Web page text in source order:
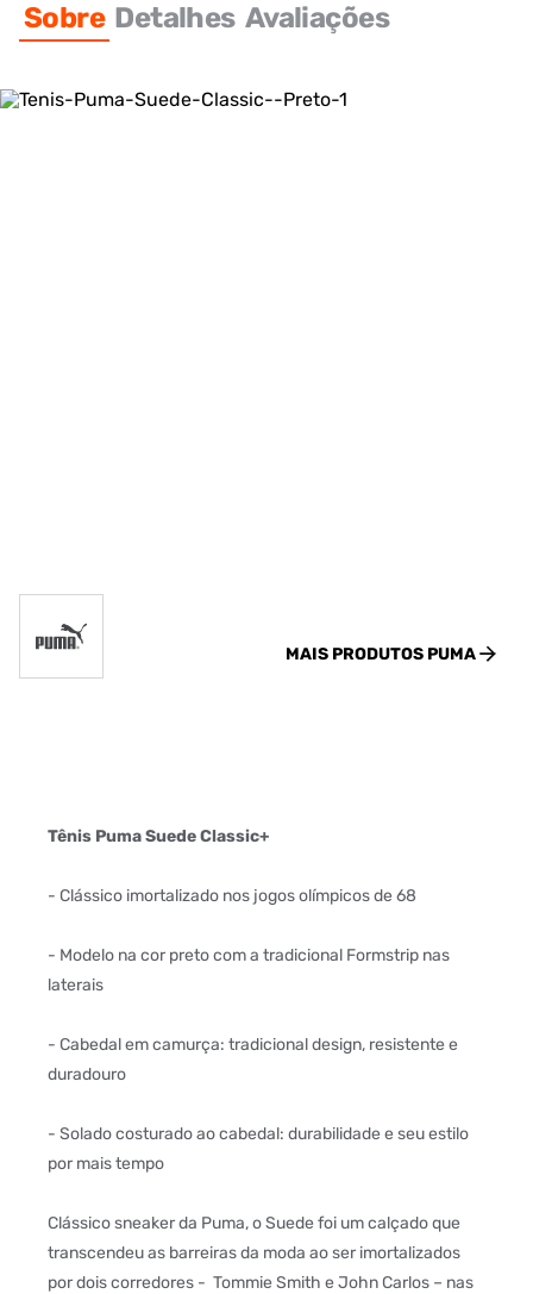
Sobre Detalhes Avaliações
MAIS PRODUTOS PUMA
Tênis Puma Suede Classic+
- Clássico imortalizado nos jogos olímpicos de 68
- Modelo na cor preto com a tradicional Formstrip nas
laterais
- Cabedal em camurça: tradicional design, resistente e
duradouro
- Solado costurado ao cabedal: durabilidade e seu estilo
por mais tempo
Clássico sneaker da Puma, o Suede foi um calçado que
transcendeu as barreiras da moda ao ser imortalizados
por dois corredores - Tommie Smith e John Carlos – nas